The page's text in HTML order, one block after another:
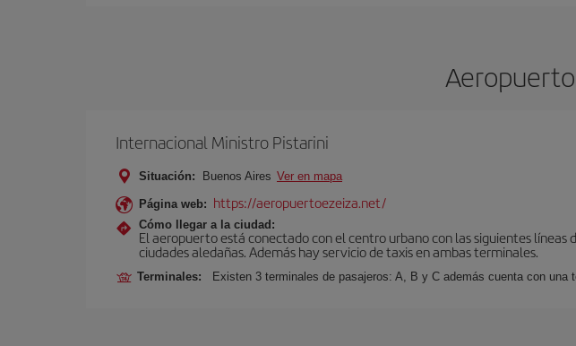
Internacional Ministro Pistarini
Situación: Buenos Aires Ver en mapa
Página web: https://aeropuertoezeiza.net/
Cómo llegar a la ciudad:
El aeropuerto está conectado con el centro urbano con las siguientes
ciudades aledañas. Además hay servicio de taxis en ambas terminales.
Terminales: Existen 3 terminales de pasajeros: A, B y C además cuenta con una